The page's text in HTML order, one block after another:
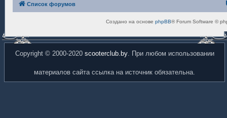
Список форумов
Создано на основе phpBB® Forum Software ©
Copyright © 2000-2020 scooterclub.by. При любом использовании
материалов сайта ссылка на источник обязательна.